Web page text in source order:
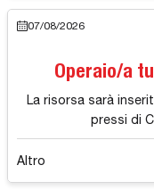
07/08/2026
Operaio/a
La risorsa sarà
pressi di
Altro